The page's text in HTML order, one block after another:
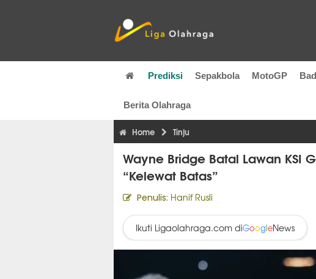
Prediksi Sepakbola MotoGP
Berita Olahraga
Home Tinju
Wayne Bridge Batal Lawan KSI
“Kelewat Batas”
Penulis: Hanif Rusli
Ikuti Ligaolahraga.com diGoogleNews